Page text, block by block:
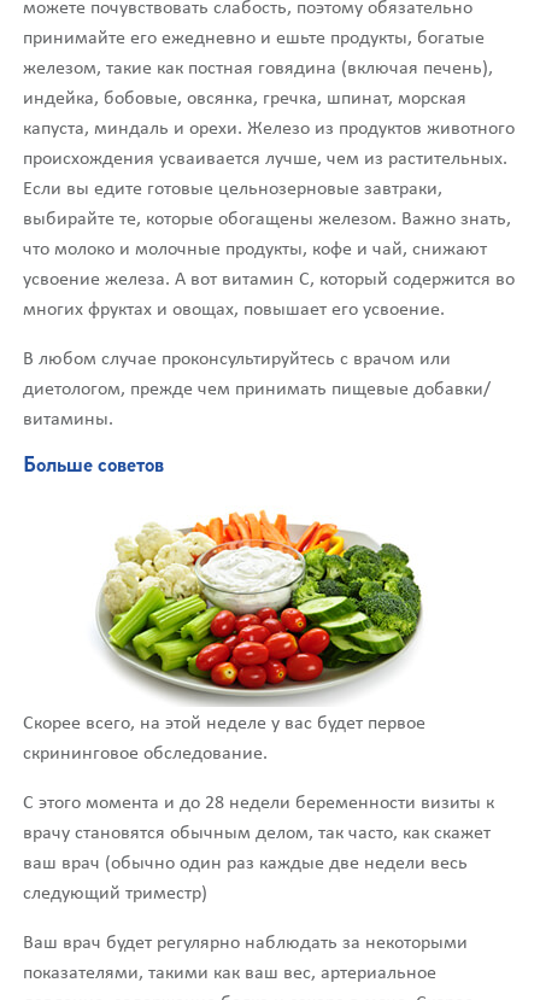
можете почувствовать слабость, поэтому обязательно
принимайте его ежедневно и ешьте продукты, богатые
железом, такие как постная говядина (включая печень),
индейка, бобовые, овсянка, гречка, шпинат, морская
капуста, миндаль и орехи. Железо из продуктов животного
происхождения усваивается лучше, чем из растительных.
Если вы едите готовые цельнозерновые завтраки,
выбирайте те, которые обогащены железом. Важно знать,
что молоко и молочные продукты, кофе и чай, снижают
усвоение железа. А вот витамин С, который содержится во
многих фруктах и овощах, повышает его усвоение.
В любом случае проконсультируйтесь с врачом или
диетологом, прежде чем принимать пищевые добавки/
витамины.
Больше советов
Скорее всего, на этой неделе у вас будет первое
скрининговое обследование.
С этого момента и до 28 недели беременности визиты к
врачу становятся обычным делом, так часто, как скажет
ваш врач (обычно один раз каждые две недели весь
следующий триместр)
Ваш врач будет регулярно наблюдать за некоторыми
показателями, такими как ваш вес, артериальное